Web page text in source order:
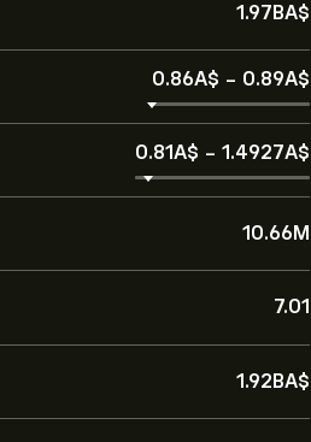
1.97B‎A$‎
0.86‎A$‎ - 0.89‎A$‎
0.81‎A$‎ - 1.4927‎A$‎
10.66M
7.01
1.92B‎A$‎